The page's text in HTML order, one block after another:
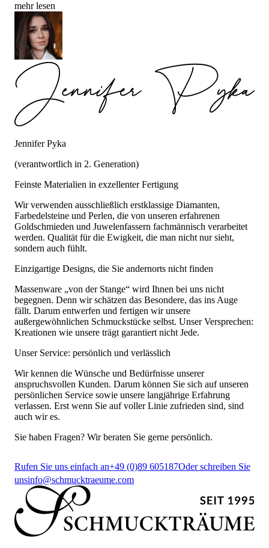
mehr lesen
Jennifer Pyka
(verantwortlich in 2. Generation)
Feinste Materialien in exzellenter Fertigung
Wir verwenden ausschließlich erstklassige Diamanten,
Farbedelsteine und Perlen, die von unseren erfahrenen
Goldschmieden und Juwelenfassern fachmännisch verarbeitet
werden. Qualität für die Ewigkeit, die man nicht nur sieht,
sondern auch fühlt.
Einzigartige Designs, die Sie andernorts nicht finden
Massenware „von der Stange“ wird Ihnen bei uns nicht
begegnen. Denn wir schätzen das Besondere, das ins Auge
fällt. Darum entwerfen und fertigen wir unsere
außergewöhnlichen Schmuckstücke selbst. Unser Versprechen:
Kreationen wie unsere trägt garantiert nicht Jede.
Unser Service: persönlich und verlässlich
Wir kennen die Wünsche und Bedürfnisse unserer
anspruchsvollen Kunden. Darum können Sie sich auf unseren
persönlichen Service sowie unsere langjährige Erfahrung
verlassen. Erst wenn Sie auf voller Linie zufrieden sind, sind
auch wir es.
Sie haben Fragen? Wir beraten Sie gerne persönlich.
Rufen Sie uns einfach an+49 (0)89 605187Oder schreiben Sie
unsinfo@schmucktraeume.com